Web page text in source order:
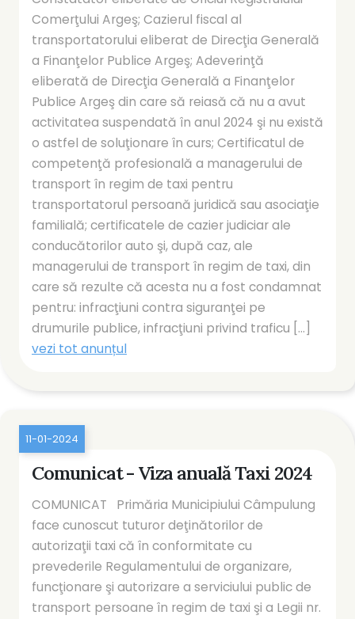
Comerţului Argeş; Cazierul fiscal al
transportatorului eliberat de Direcţia Generală
a Finanţelor Publice Argeş; Adeverinţă
eliberată de Direcţia Generală a Finanţelor
Publice Argeş din care să reiasă că nu a avut
activitatea suspendată în anul 2024 şi nu există
o astfel de soluţionare în curs; Certificatul de
competenţă profesională a managerului de
transport în regim de taxi pentru
transportatorul persoană juridică sau asociaţie
familială; certificatele de cazier judiciar ale
conducătorilor auto şi, după caz, ale
managerului de transport în regim de taxi, din
care să rezulte că acesta nu a fost condamnat
pentru: infracţiuni contra siguranţei pe
drumurile publice, infracţiuni privind traficu [...]
vezi tot anunțul
11-01-2024
Comunicat - Viza anuală Taxi 2024
COMUNICAT Primăria Municipiului Câmpulung
face cunoscut tuturor deţinătorilor de
autorizaţii taxi că în conformitate cu
prevederile Regulamentului de organizare,
funcţionare şi autorizare a serviciului public de
transport persoane în regim de taxi şi a Legii nr.